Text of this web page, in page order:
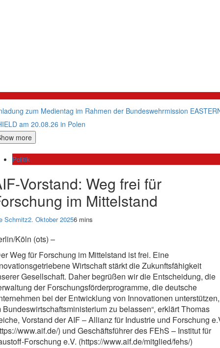
zum Medientag im Rahmen der Bundeswehrmission
am 20.08.26 in Polen
more
Politik
Vorstand: Weg frei für
im Mittelstand
Schmitz2. Oktober 20256 mins
Köln (ots) –
Weg für Forschung im Mittelstand ist frei. Eine
Wirtschaft stärkt die Zukunftsfähigkeit
Gesellschaft. Daher begrüßen wir die Entscheidung, die
der Forschungsförderprogramme, die deutsche
bei der Entwicklung von Innovationen unterstützen,
Bundeswirtschaftsministerium zu belassen“, erklärt Thomas
Vorstand der AIF – Allianz für Industrie und Forschung
www.aif.de/) und Geschäftsführer des FEhS – Institut für
Forschung e.V. (https://www.aif.de/mitglied/fehs/)